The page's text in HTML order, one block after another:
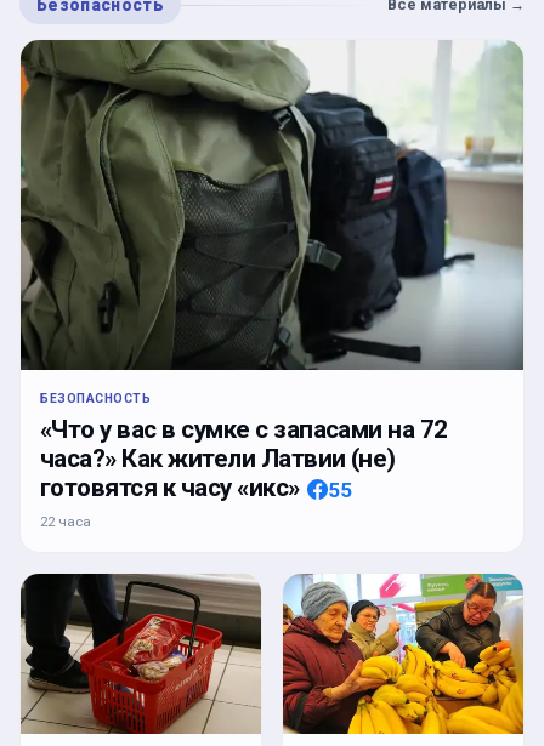
Безопасность Все материалы →
БЕЗОПАСНОСТЬ
«Что у вас в сумке с запасами на 72
часа?» Как жители Латвии (не)
готовятся к часу «икс»
55
22 часа